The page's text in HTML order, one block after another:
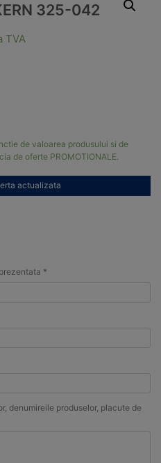
325-042
TVA
de valoarea produsului si de
de oferte PROMOTIONALE.
actualizata
*
denumireile produselor, placute de